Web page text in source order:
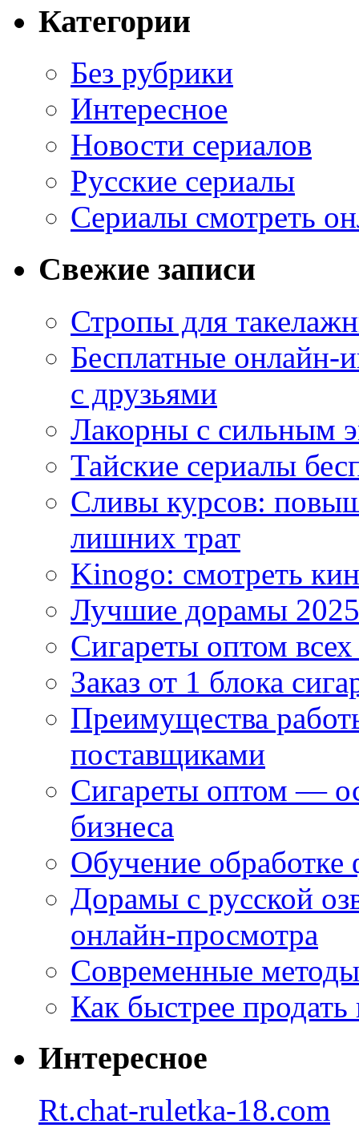
Категории
Без рубрики
Интересное
Новости сериалов
Русские сериалы
Сериалы смотреть
Свежие записи
Стропы для
Бесплатные
с друзьями
Лакорны с сильным
Тайские сериалы
Сливы курсов:
лишних трат
Kinogo: смотреть
Лучшие дорамы
Сигареты оптом
Заказ от 1 блока
Преимущества
поставщиками
Сигареты оптом —
бизнеса
Обучение
Дорамы с русской
онлайн-просмотра
Современные
Как быстрее
Интересное
Rt.chat-ruletka-18.com